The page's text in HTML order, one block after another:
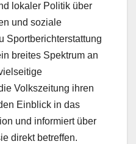
lokaler Politik über
und soziale
Sportberichterstattung
breites Spektrum an
Volkszeitung ihren
Einblick in das
und informiert über
direkt betreffen.